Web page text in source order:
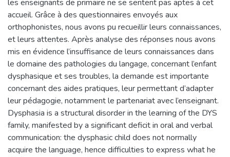
les enseignants de primaire ne se sentent pas aptes à cet
accueil. Grâce à des questionnaires envoyés aux
orthophonistes, nous avons pu recueillir leurs connaissances,
et leurs attentes. Après analyse des réponses nous avons
mis en évidence l’insuffisance de leurs connaissances dans
le domaine des pathologies du langage, concernant l’enfant
dysphasique et ses troubles, la demande est importante
concernant des aides pratiques, leur permettant d’adapter
leur pédagogie, notamment le partenariat avec l’enseignant.
Dysphasia is a structural disorder in the learning of the DYS
family, manifested by a significant deficit in oral and verbal
communication: the dysphasic child does not normally
acquire the language, hence difficulties to express what he